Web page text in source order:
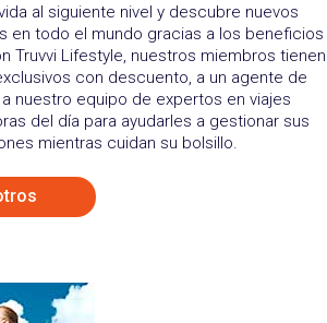
al siguiente nivel y descubre nuevos
en todo el mundo gracias a los beneficios
Truvvi Lifestyle, nuestros miembros tienen
con descuento, a un agente de
nuestro equipo de expertos en viajes
del día para ayudarles a gestionar sus
mientras cuidan su bolsillo.